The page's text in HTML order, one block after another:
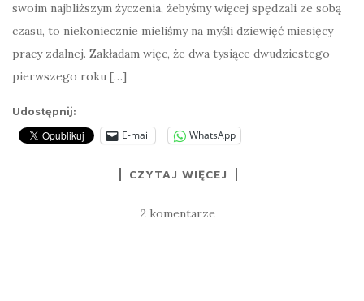
swoim najbliższym życzenia, żebyśmy więcej spędzali ze sobą
czasu, to niekoniecznie mieliśmy na myśli dziewięć miesięcy
pracy zdalnej. Zakładam więc, że dwa tysiące dwudziestego
pierwszego roku […]
Udostępnij:
E-mail WhatsApp
CZYTAJ WIĘCEJ
2 komentarze